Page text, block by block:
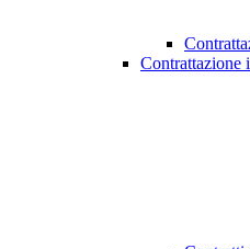
Contrattazione